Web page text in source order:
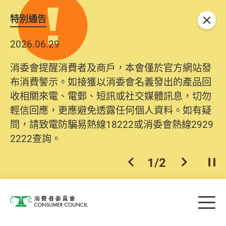
特別通告
2026.06.29
消委會提醒消費者及商戶，本會僅於官方網站發
布消費警示。如接獲以消委會名義發出的產品回
收相關來電、電郵、短訊或社交媒體訊息，切勿
輕信回應，更應避免透露任何個人資料。如有疑
問，請致電防騙易熱線18222或消委會熱線2929
2222查詢。
上一個
1/2 下一個開
關閉
消費者委員會 目